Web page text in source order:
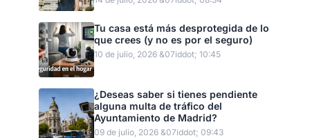
Tu casa está más desprotegida de lo
que crees (y no es por el seguro)
10 de julio, 2026 &07iddot; 10:45
¿Deseas saber si tienes pendiente
alguna multa de tráfico del
Ayuntamiento de Madrid?
09 de julio, 2026 &07iddot; 09:43